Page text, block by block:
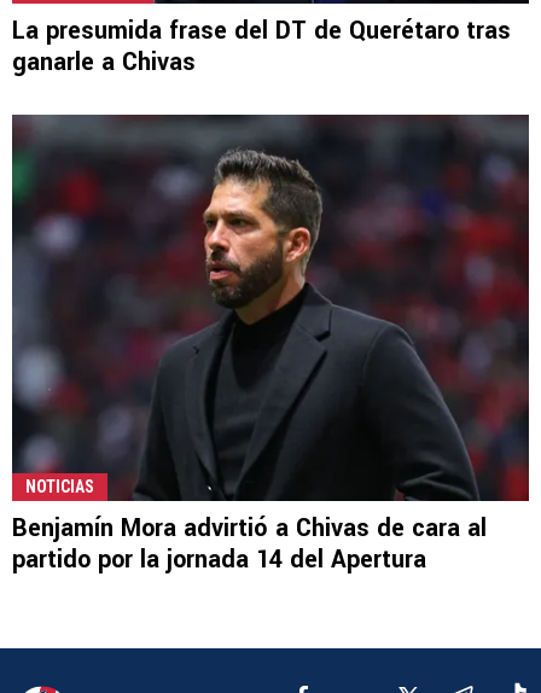
La presumida frase del DT de Querétaro tras
ganarle a Chivas
NOTICIAS
Benjamín Mora advirtió a Chivas de cara al
partido por la jornada 14 del Apertura